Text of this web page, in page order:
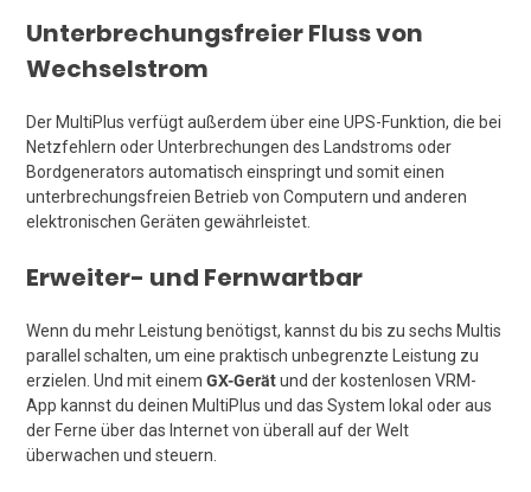
Unterbrechungsfreier Fluss von
Wechselstrom
Der MultiPlus verfügt außerdem über eine UPS-Funktion, die bei
Netzfehlern oder Unterbrechungen des Landstroms oder
Bordgenerators automatisch einspringt und somit einen
unterbrechungsfreien Betrieb von Computern und anderen
elektronischen Geräten gewährleistet.
Erweiter- und Fernwartbar
Wenn du mehr Leistung benötigst, kannst du bis zu sechs Multis
parallel schalten, um eine praktisch unbegrenzte Leistung zu
erzielen. Und mit einemGX-Gerätund der kostenlosen VRM-
App kannst du deinen MultiPlus und das System lokal oder aus
der Ferne über das Internet von überall auf der Welt
überwachen und steuern.